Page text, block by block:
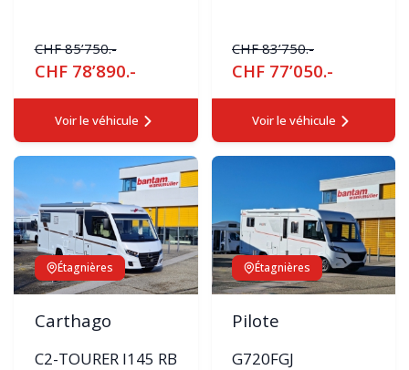
CHF 85’750.-
CHF 78’890.-
Voir le véhicule
CHF 83’750.-
CHF 77’050.-
Voir le véhicule
Étagnières
Carthago
C2-TOURER I145 RB
Étagnières
Pilote
G720FGJ